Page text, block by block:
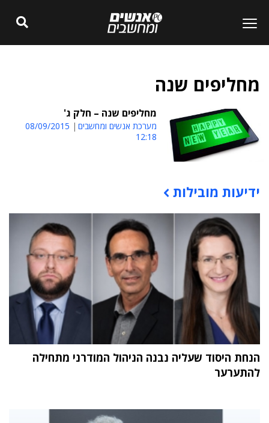
מחליפים שנה
מחליפים שנה – חלק ג'
מערכת אנשים ומחשבים
08/09/2015
12:18
תוכן פרסומי
ידיעות מובילות
הנחת היסוד שעליה נבנה הניהול המודרני מתחילה
להתערער